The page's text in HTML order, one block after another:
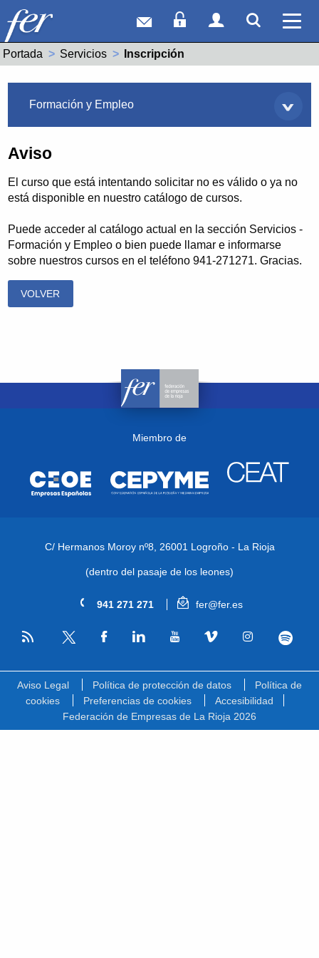
Correo webAcceso Socios
Acceso
Portada Servicios Actual:
Inscripción
Formación y Empleo
Aviso
El curso que está intentando solicitar no es válido o ya no
está disponible en nuestro catálogo de cursos.
Puede acceder al catálogo actual en la sección Servicios -
Formación y Empleo o bien puede llamar e informarse
sobre nuestros cursos en el teléfono 941-271271. Gracias.
VOLVER
Miembro de
C/ Hermanos Moroy nº8, 26001 Logroño - La Rioja
(dentro del pasaje de los leones)
941 271 271 fer@fer.es
RSS
Aviso Legal Política de protección de datos
Política de
cookies
Preferencias de cookies
Accesibilidad
Federación de Empresas de La Rioja 2026